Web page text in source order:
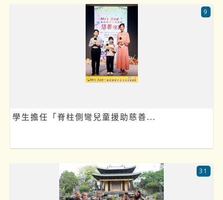
學生擔任「脊柱側彎兒童援助慈善...
9
31